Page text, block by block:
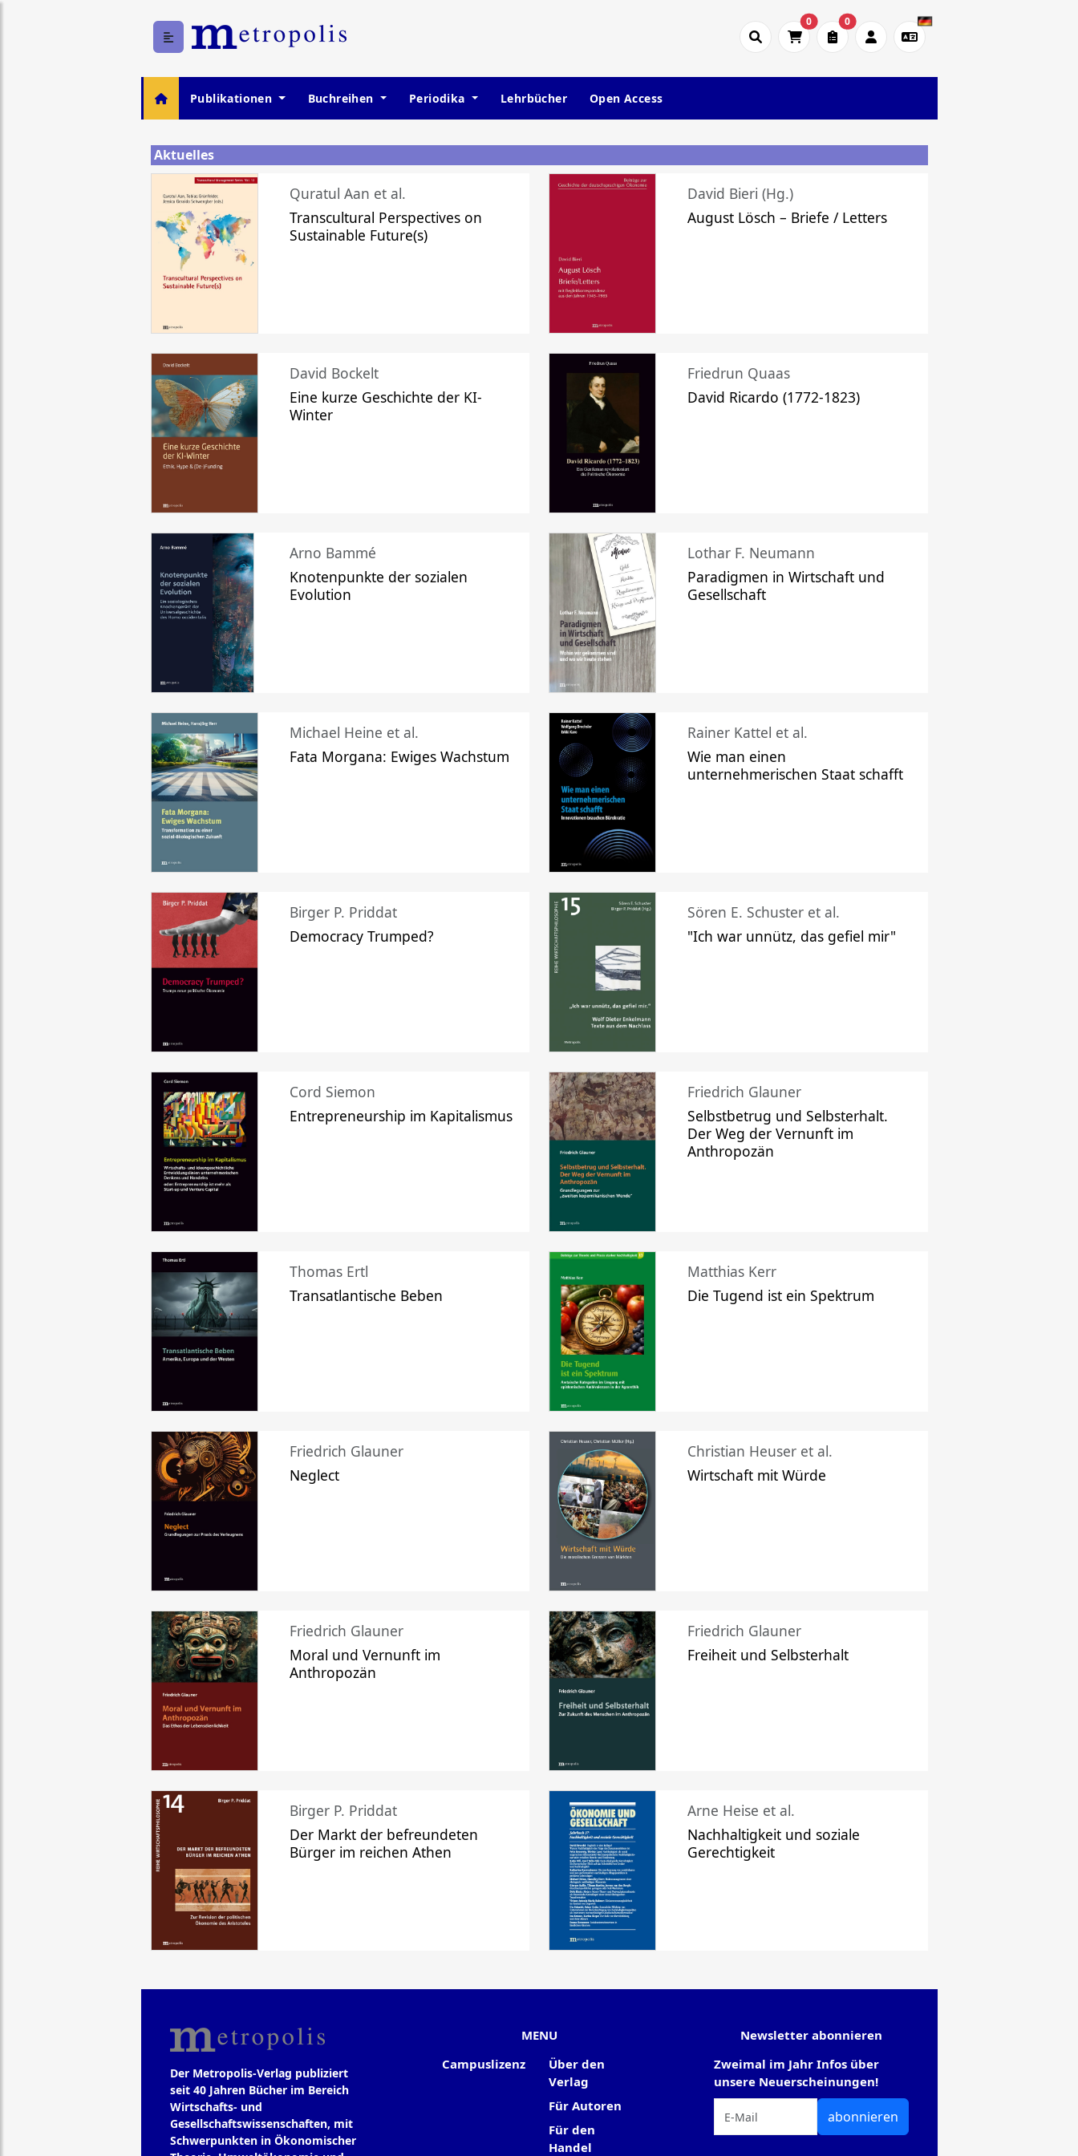
0 0
Publikationen Buchreihen Periodika Lehrbücher Open Access
Aktuelles
Quratul Aan et al.
Transcultural Perspectives on
Sustainable Future(s)
David Bieri (Hg.)
August Lösch – Briefe / Letters
David Bockelt
Eine kurze Geschichte der KI-
Winter
Friedrun Quaas
David Ricardo (1772-1823)
Arno Bammé
Knotenpunkte der sozialen
Evolution
Lothar F. Neumann
Paradigmen in Wirtschaft und
Gesellschaft
Michael Heine et al.
Fata Morgana: Ewiges Wachstum
Rainer Kattel et al.
Wie man einen
unternehmerischen Staat schafft
Birger P. Priddat
Democracy Trumped?
Sören E. Schuster et al.
"Ich war unnütz, das gefiel mir"
Cord Siemon
Entrepreneurship im Kapitalismus
Friedrich Glauner
Selbstbetrug und Selbsterhalt.
Der Weg der Vernunft im
Anthropozän
Thomas Ertl
Transatlantische Beben
Matthias Kerr
Die Tugend ist ein Spektrum
Friedrich Glauner
Neglect
Christian Heuser et al.
Wirtschaft mit Würde
Friedrich Glauner
Moral und Vernunft im
Anthropozän
Friedrich Glauner
Freiheit und Selbsterhalt
Birger P. Priddat
Der Markt der befreundeten
Bürger im reichen Athen
Arne Heise et al.
Nachhaltigkeit und soziale
Gerechtigkeit
Der Metropolis-Verlag publiziert
seit 40 Jahren Bücher im Bereich
Wirtschafts- und
Gesellschaftswissenschaften, mit
Schwerpunkten in Ökonomischer
MENU
Campuslizenz
Über den
Verlag
Für Autoren
Für den
Handel
Newsletter abonnieren
Zweimal im Jahr Infos über
unsere Neuerscheinungen!
abonnieren